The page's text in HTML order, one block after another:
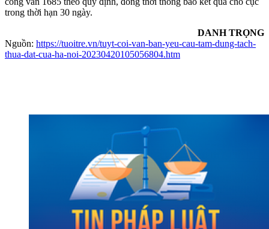
trong thời hạn 30 ngày.
DANH TRỌNG
Nguồn: https://tuoitre.vn/tuyt-coi-van-ban-yeu-cau-tam-dung-tach-
thua-dat-cua-ha-noi-20230420105056804.htm